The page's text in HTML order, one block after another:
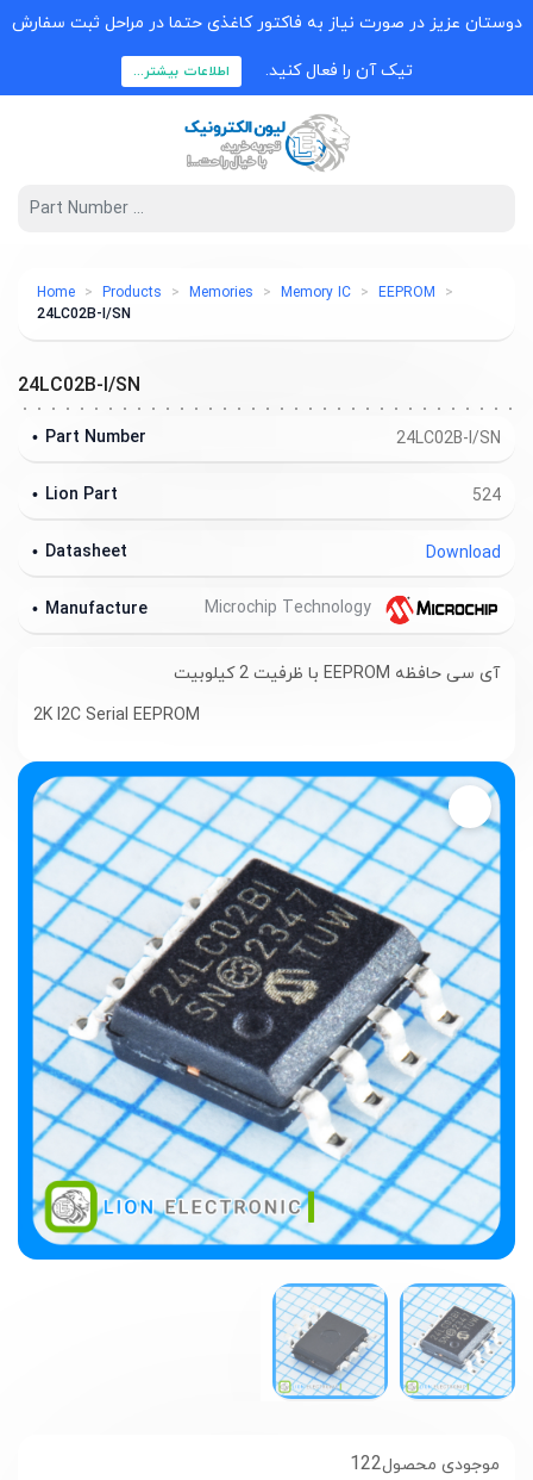
دوستان عزیز در صورت نیاز به فاکتور کاغذی حتما در مراحل ثبت سفارش
تیک آن را فعال کنید. اطلاعات بیشتر...
Home Products Memories Memory IC
EEPROM
24LC02B-I/SN
122موجودی محصول
24LC02B-I/SN
24LC02B-I/SN
Part Number
524
Lion Part
Download
Datasheet
Manufacture
آی سی حافظه EEPROM با ظرفیت 2 کیلوبیت
2K I2C Serial EEPROM